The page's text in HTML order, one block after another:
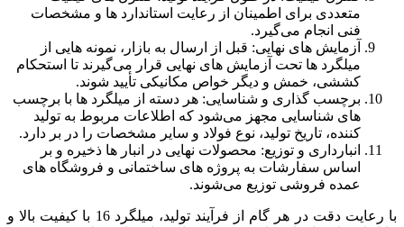
متعددی برای اطمینان از رعایت استاندارد ها و مشخصات
فنی انجام می‌گیرد.
آزمایش‌ های نهایی: قبل از ارسال به بازار، نمونه‌ هایی از
میلگرد ها تحت آزمایش‌ های نهایی قرار می‌گیرند تا استحکام
کششی، خمش و دیگر خواص مکانیکی تأیید شوند.
برچسب‌ گذاری و شناسایی: هر دسته از میلگرد ها با برچسب‌
های شناسایی مجهز می‌شود که اطلاعات مربوط به تولید
کننده، تاریخ تولید، نوع فولاد و سایر مشخصات را در بر دارد.
انبارداری و توزیع: محصولات نهایی در انبار ها ذخیره و بر
اساس سفارشات به پروژه‌ های ساختمانی و فروشگاه‌ های
عمده فروشی توزیع می‌شوند.
با رعایت دقت در هر گام از فرآیند تولید، میلگرد 16 با کیفیت بالا و